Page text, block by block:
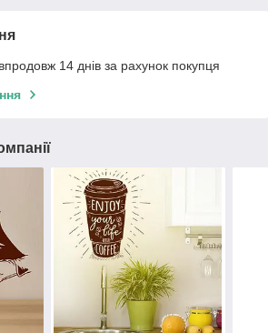
14 днів за рахунок покупця